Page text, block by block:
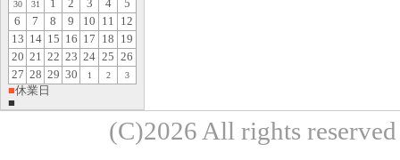
30 31 1 2 3 4
5
6
7 8 9 10 11
12
13 14 15 16 17 18 19
20 21 22 23 24 25 26
27 28 29 30 1 2 3
■休業日
■
(C)2026 All rights